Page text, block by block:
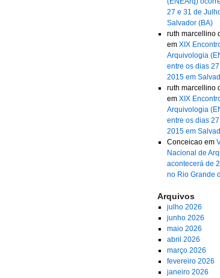
27 e 31 de
Salvador (BA)
ruth marcellino
em XIX
Arquivologia
entre os dias
2015 em
ruth marcellino
em XIX
Arquivologia
entre os dias
2015 em
Conceicaoem
Nacional de
acontecerá de
no Rio Grande
Arquivos
julho 2026
junho 2026
maio 2026
abril 2026
março 2026
fevereiro 2026
janeiro 2026